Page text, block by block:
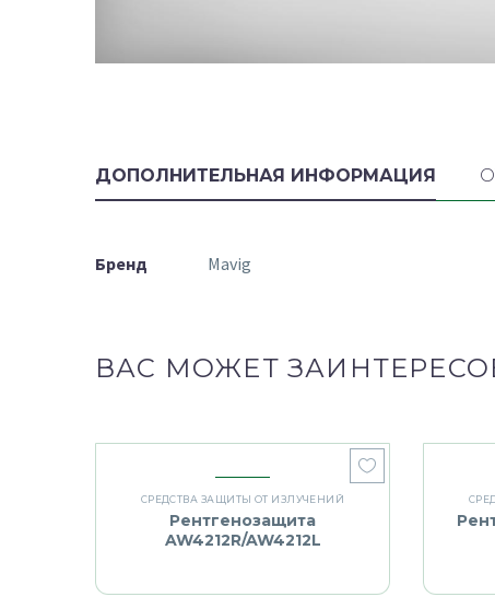
ДОПОЛНИТЕЛЬНАЯ ИНФОРМАЦИЯ
Бренд Mavig
ВАС МОЖЕТ
СРЕДСТВА ЗАЩИТЫ ОТ ИЗЛУЧЕНИЙ
Рентгенозащита
AW4212R/AW4212L